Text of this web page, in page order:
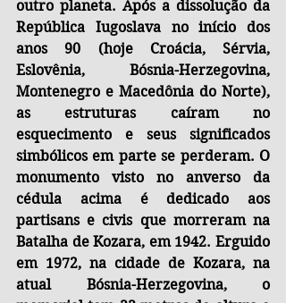
outro planeta. Após a dissolução da
República Iugoslava no início dos
anos 90 (hoje Croácia, Sérvia,
Eslovênia, Bósnia-Herzegovina,
Montenegro e Macedônia do Norte),
as estruturas caíram no
esquecimento e seus significados
simbólicos em parte se perderam. O
monumento visto no anverso da
cédula acima é dedicado aos
partisans e civis que morreram na
Batalha de Kozara, em 1942. Erguido
em 1972, na cidade de Kozara, na
atual Bósnia-Herzegovina, o